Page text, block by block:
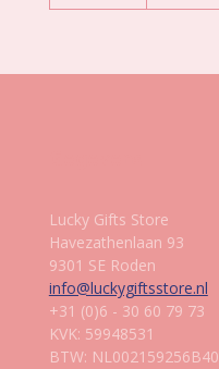
Lucky Gifts Store
Havezathenlaan 93
9301 SE Roden
info@luckygiftsstore.nl
+31 (0)6 - 30 60 79 73
KVK: 59948531
BTW: NL002159256B40